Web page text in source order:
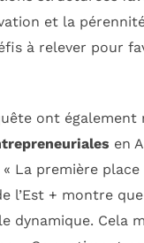
et la
à relever pour
ont également
en
La première place
l’Est + montre
dynamique. Cela